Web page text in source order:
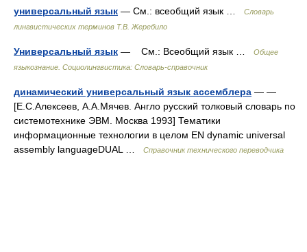
универсальный язык — См.: всеобщий язык …
Словарь
лингвистических терминов Т.В. Жеребило
Универсальный язык — См.: Всеобщий язык …
Общее
языкознание. Социолингвистика: Словарь-справочник
динамический универсальный язык ассемблера — —
[Е.С.Алексеев, А.А.Мячев. Англо русский толковый словарь по
системотехнике ЭВМ. Москва 1993] Тематики
информационные технологии в целом EN dynamic universal
assembly languageDUAL …
Справочник технического переводчика